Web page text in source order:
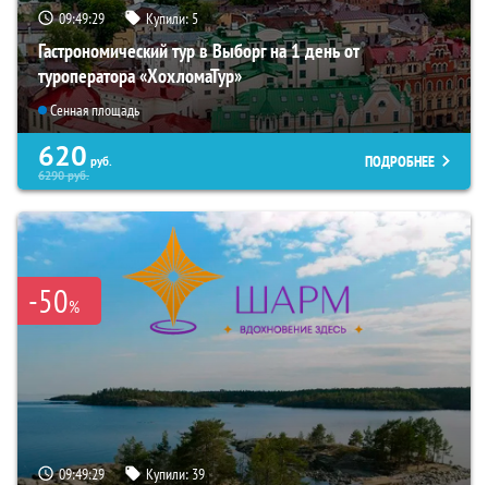
09:49:27 Купили:5
Гастрономический тур в Выборг на 1 день от
туроператора «ХохломаТур»
Сенная площадь
620 руб.
6290руб.
ПОДРОБНЕЕ
-50%
09:49:27 Купили:39